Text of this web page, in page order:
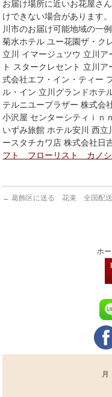
お届け場所に近いお花屋さ
けできない場合があります
川市のお届け可能地域の一
菊水ホテル ユー花園ザ・ク
立川 イマージュツウ 立川
ト スタークレセント 立川
式会社エフ・イン・ティー
ル・イン 立川グランドホテ
テルニユープラザー 株式会
小沢屋 センターシティｉｎ
いずみ旅館 ホテル安川 西立
ースタチカワ店 株式会社
フト フローリスト カノシ
← 葛飾区に送る 花束 全国配
ホ
月